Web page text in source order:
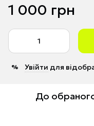
1 000 грн
% Увійти для
До